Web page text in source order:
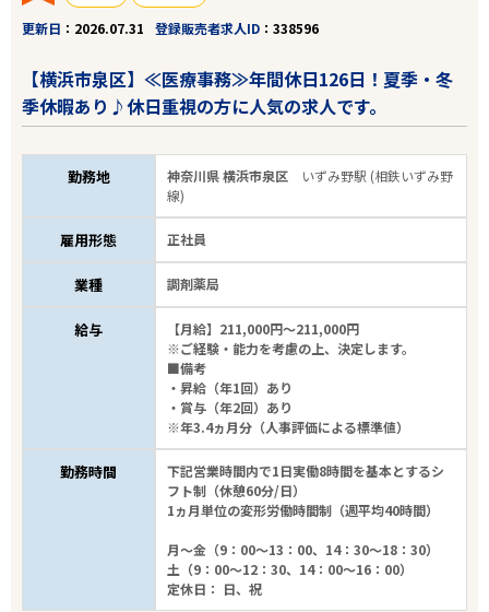
エリアで探す 駅から探す
関東・甲信越・北陸
相鉄いずみ野線
雇用形態
更新日
2026.07.31 登録販売者求人ID 338596
【横浜市泉区】≪医療事務≫年間休日126日！夏季・冬
季休暇あり♪休日重視の方に人気の求人です。
勤務地 神奈川県 横浜市泉区 いずみ野駅 (相鉄いずみ野
線)
雇用形態 正社員
業種 調剤薬局
給与
【月給】211,000円～211,000円
※ご経験・能力を考慮の上、決定します。
■備考
・昇給（年1回）あり
・賞与（年2回）あり
※年3.4ヵ月分（人事評価による標準値）
勤務時間
下記営業時間内で1日実働8時間を基本とするシ
フト制（休憩60分/日）
1ヵ月単位の変形労働時間制（週平均40時間）
月～金（9：00～13：00、14：30～18：30）
土（9：00～12：30、14：00～16：00）
定休日： 日、祝